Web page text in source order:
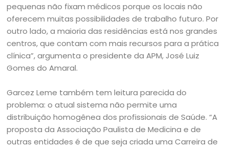
pequenas não fixam médicos porque os locais não
oferecem muitas possibilidades de trabalho futuro. Por
outro lado, a maioria das residências está nos grandes
centros, que contam com mais recursos para a prática
clínica”, argumenta o presidente da APM, José Luiz
Gomes do Amaral.
Garcez Leme também tem leitura parecida do
problema: o atual sistema não permite uma
distribuição homogênea dos profissionais de Saúde. “A
proposta da Associação Paulista de Medicina e de
outras entidades é de que seja criada uma Carreira de